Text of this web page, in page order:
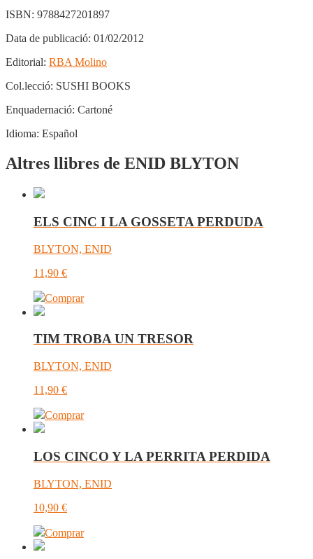
ISBN: 9788427201897
Data de publicació: 01/02/2012
Editorial: RBA Molino
Col.lecció: SUSHI BOOKS
Enquadernació: Cartoné
Idioma: Español
Altres llibres de ENID BLYTON
ELS CINC I LA GOSSETA PERDUDA
BLYTON, ENID
11,90 €
Comprar
TIM TROBA UN TRESOR
BLYTON, ENID
11,90 €
Comprar
LOS CINCO Y LA PERRITA PERDIDA
BLYTON, ENID
10,90 €
Comprar